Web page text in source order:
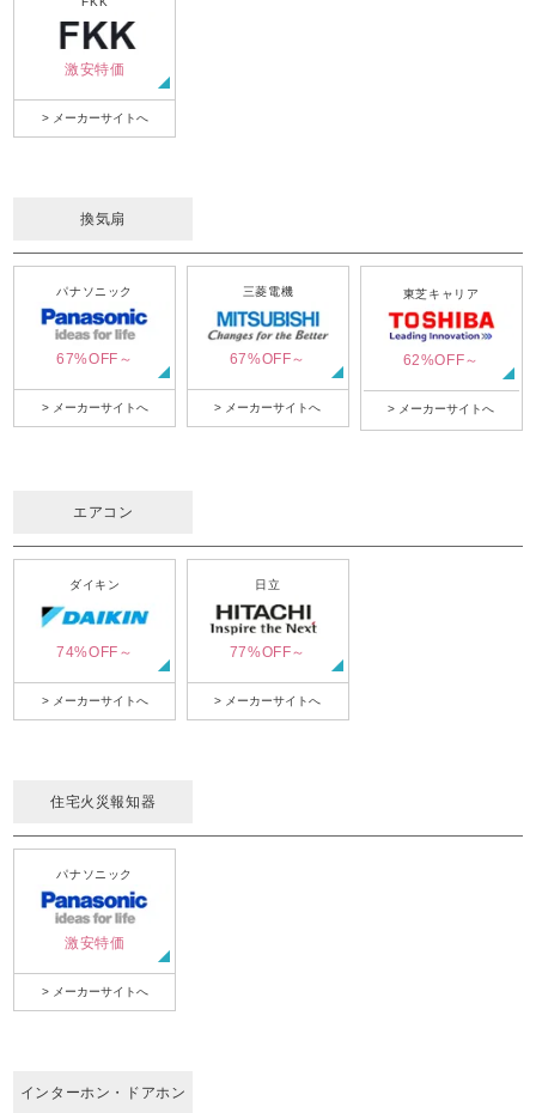
激安特価
> メーカーサイトへ
換気扇
パナソニック
67%OFF～
> メーカーサイトへ
三菱電機
67%OFF～
> メーカーサイトへ
東芝キャリア
62%OFF～
> メーカーサイトへ
エアコン
ダイキン
74%OFF～
> メーカーサイトへ
日立
77%OFF～
> メーカーサイトへ
住宅火災報知器
パナソニック
激安特価
> メーカーサイトへ
インターホン・ドアホン